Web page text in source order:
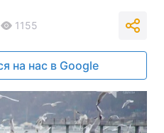
1155
на нас в Google